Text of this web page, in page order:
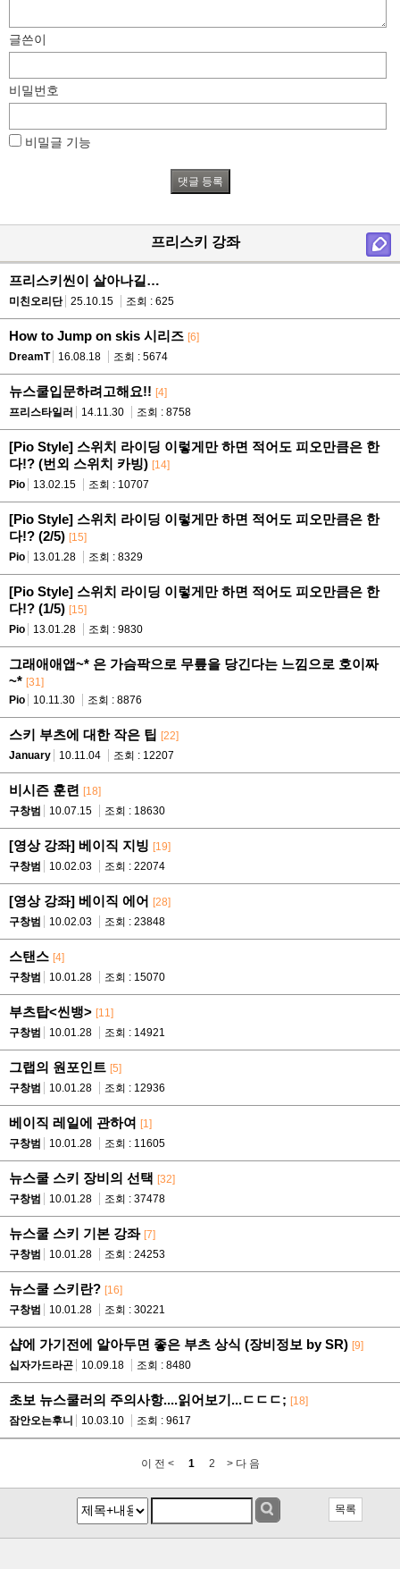
글쓴이
비밀번호
비밀글 기능
프리스키 강좌
프리스키씬이 살아나길…
미친오리단 25.10.15 조회 : 625
How to Jump on skis 시리즈 [6]
DreamT
16.08.18 조회 : 5674
뉴스쿨입문하려고해요!! [4]
프리스타일러
14.11.30 조회 : 8758
[Pio Style] 스위치 라이딩 이렇게만 하면 적어도 피오만큼은 한
다!? (번외 스위치 카빙) [14]
Pio
13.02.15 조회 : 10707
[Pio Style] 스위치 라이딩 이렇게만 하면 적어도 피오만큼은 한
다!? (2/5) [15]
Pio
13.01.28 조회 : 8329
[Pio Style] 스위치 라이딩 이렇게만 하면 적어도 피오만큼은 한
다!? (1/5) [15]
Pio
13.01.28 조회 : 9830
그래애애앱~* 은 가슴팍으로 무릎을 당긴다는 느낌으로 호이짜
~* [31]
Pio
10.11.30 조회 : 8876
스키 부츠에 대한 작은 팁 [22]
January
10.11.04 조회 : 12207
비시즌 훈련 [18]
구창범
10.07.15 조회 : 18630
[영상 강좌] 베이직 지빙 [19]
구창범
10.02.03 조회 : 22074
[영상 강좌] 베이직 에어 [28]
구창범
10.02.03 조회 : 23848
스탠스 [4]
구창범
10.01.28 조회 : 15070
부츠탑<씬뱅> [11]
구창범
10.01.28 조회 : 14921
그랩의 원포인트 [5]
구창범
10.01.28 조회 : 12936
베이직 레일에 관하여 [1]
구창범
10.01.28 조회 : 11605
뉴스쿨 스키 장비의 선택 [32]
구창범
10.01.28 조회 : 37478
뉴스쿨 스키 기본 강좌 [7]
구창범
10.01.28 조회 : 24253
뉴스쿨 스키란? [16]
구창범
10.01.28 조회 : 30221
샵에 가기전에 알아두면 좋은 부츠 상식 (장비정보 by SR) [9]
십자가드라곤
10.09.18 조회 : 8480
초보 뉴스쿨러의 주의사항....읽어보기...ㄷㄷㄷ; [18]
잠안오는후니
10.03.10 조회 : 9617
이 전 < 1 2 > 다 음
목록